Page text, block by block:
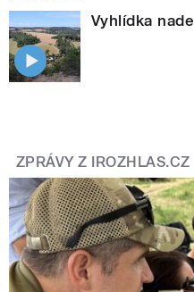
Vyhlídka
ZPRÁVY Z IROZHLAS.CZ